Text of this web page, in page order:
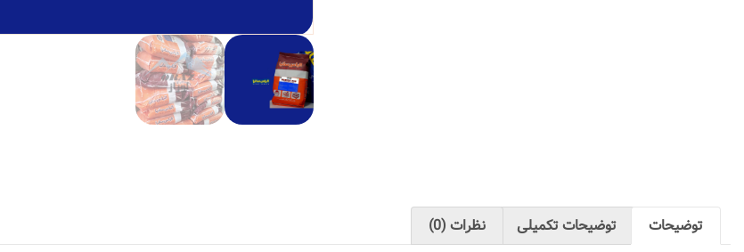
توضیحات توضیحات تکمیلی نظرات (0)